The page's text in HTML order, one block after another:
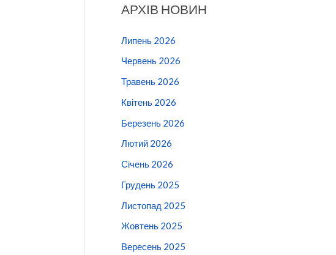
АРХІВ НОВИН
Липень 2026
Червень 2026
Травень 2026
Квітень 2026
Березень 2026
Лютий 2026
Січень 2026
Грудень 2025
Листопад 2025
Жовтень 2025
Вересень 2025